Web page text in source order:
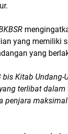
yang memiliki
yang
bis Kitab Undang-
terlibat
penjara